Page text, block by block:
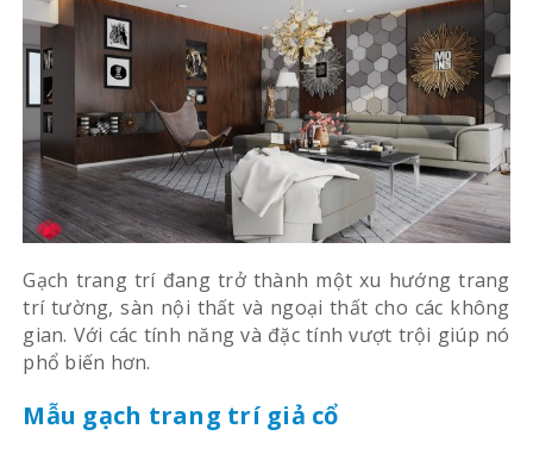
Gạch trang trí đang trở thành một xu hướng trang
trí tường, sàn nội thất và ngoại thất cho các không
gian. Với các tính năng và đặc tính vượt trội giúp nó
phổ biến hơn.
Mẫu gạch trang trí giả cổ